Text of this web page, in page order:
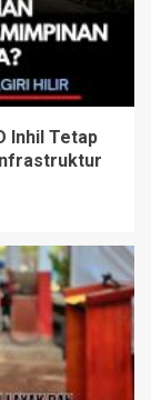
Inhil Tetap